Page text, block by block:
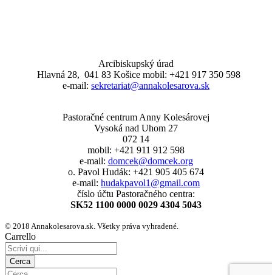
Arcibiskupský úrad
Hlavná 28, 041 83 Košice mobil: +421 917 350 598
e-mail: sekretariat@annakolesarova.sk
Pastoračné centrum Anny Kolesárovej
Vysoká nad Uhom 27
072 14
mobil: +421 911 912 598
e-mail: domcek@domcek.org
o. Pavol Hudák: +421 905 405 674
e-mail: hudakpavol1@gmail.com
číslo účtu Pastoračného centra:
SK52 1100 0000 0029 4304 5043
© 2018 Annakolesarova.sk. Všetky práva vyhradené.
Carrello